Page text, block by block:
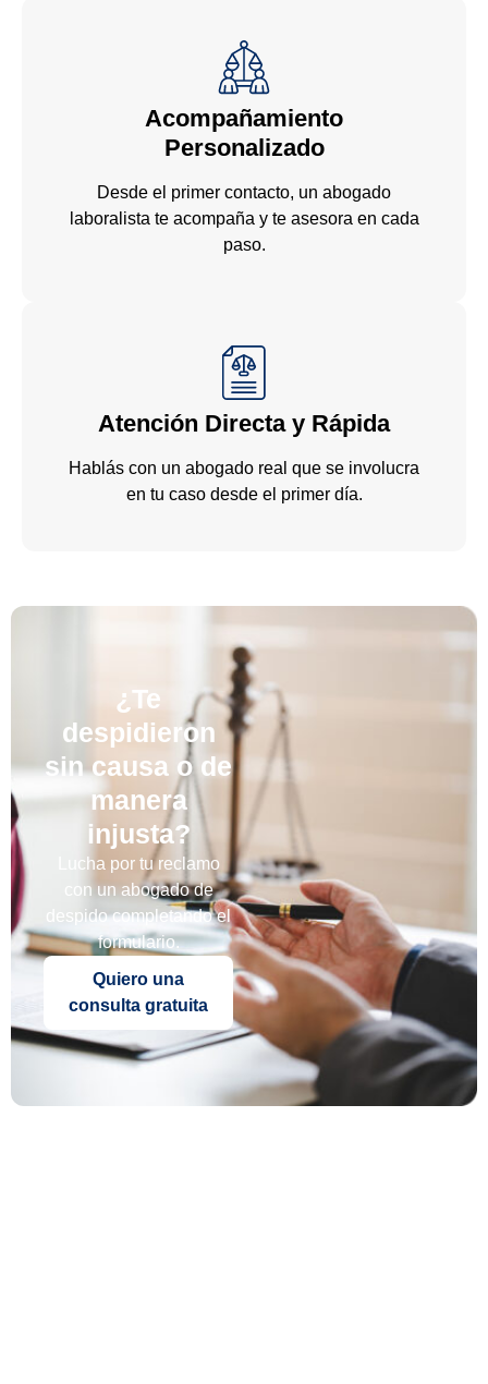
Acompañamiento
Personalizado
Desde el primer contacto, un abogado
laboralista te acompaña y te asesora en cada
paso.
Atención Directa y Rápida
Hablás con un abogado real que se involucra
en tu caso desde el primer día.
¿Te
despidieron
sin causa o de
manera
injusta?
Lucha por tu reclamo
con un abogado de
despido completando el
formulario.
Quiero una
consulta gratuita